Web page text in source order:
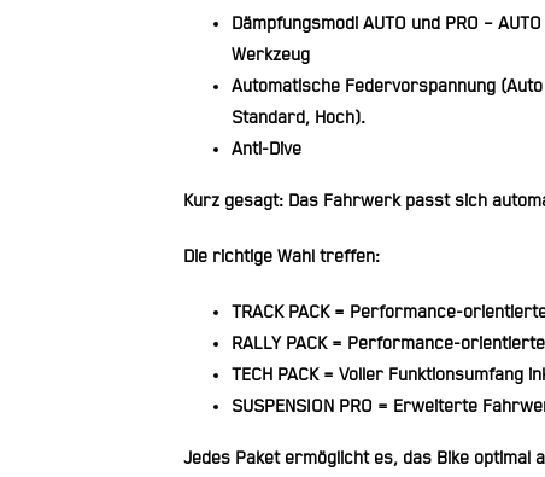
Dämpfungsmodi AUTO und PRO –
Werkzeug
Automatische Federvorspannung
Standard, Hoch).
Anti-Dive
Kurz gesagt: Das Fahrwerk passt sich
Die richtige Wahl treffen:
TRACK PACK= Performance-
RALLY PACK= Performance-
TECH PACK= Voller Funktionsumfang
SUSPENSION PRO = Erweiterte
Jedes Paket ermöglicht es, das Bike optimal